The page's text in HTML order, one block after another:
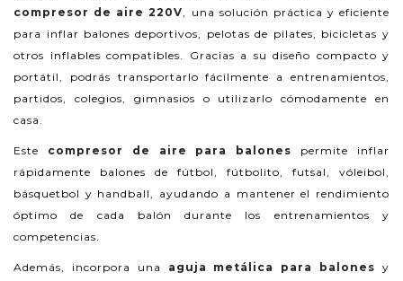
compresor de aire 220V, una solución práctica y eficiente
para inflar balones deportivos, pelotas de pilates, bicicletas y
otros inflables compatibles. Gracias a su diseño compacto y
portátil, podrás transportarlo fácilmente a entrenamientos,
partidos, colegios, gimnasios o utilizarlo cómodamente en
casa.
Este compresor de aire para balones permite inflar
rápidamente balones de fútbol, fútbolito, futsal, vóleibol,
básquetbol y handball, ayudando a mantener el rendimiento
óptimo de cada balón durante los entrenamientos y
competencias.
Además, incorpora una aguja metálica para balones y